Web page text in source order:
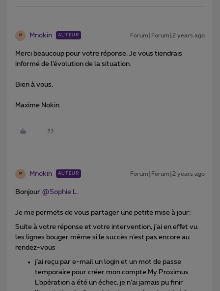
M Mnokin AUTEUR Forum|Forum|2 years ago
Merci beaucoup pour votre réponse. Je vous tiendrais
informé de l’évolution de la situation.
Bien à vous,
Maxime Nokin
M Mnokin AUTEUR Forum|Forum|2 years ago
Bonjour @Sophie L.
Je me permets de vous partager une petite mise à jour:
Suite à votre réponse et votre intervention, j’ai en effet vu
les lignes bouger même si le succès n’est pas encore au
rendez-vous
j’ai reçu par e-mail un login et un mot de passe
temporaire pour créer mon compte My Proximus.
L’opération a été un échec, je n’ai jamais pu finir